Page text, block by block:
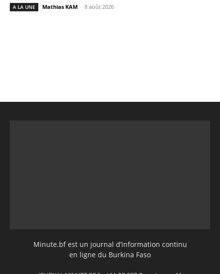
A LA UNE Mathias KAM - 8 août 2026
Minute.bf est un journal d’information continu
en ligne du Burkina Faso